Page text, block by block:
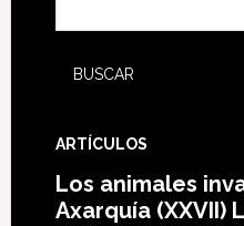
ARTÍCULOS
Los animales
Axarquía (XXVII)